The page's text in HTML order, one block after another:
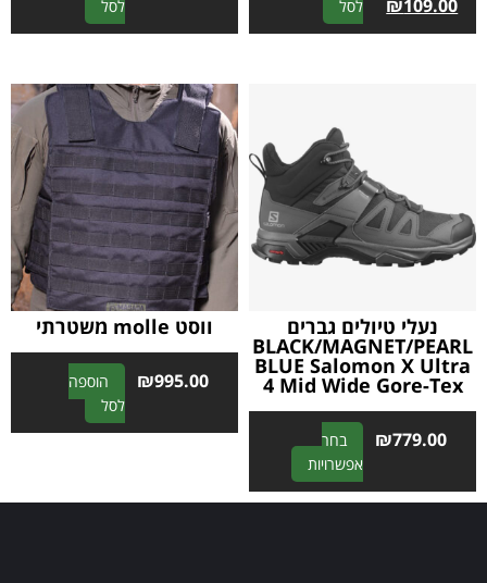
₪109.00 לסל
l
a
i
v
e
:
לסל
l
a
t
i
v
e
:
נעלי טיולים גברים
BLACK/MAGNET/PEARL
BLUE Salomon X Ultra
4 Mid Wide Gore-Tex
₪779.00
בחר
אפשרויות
l
ווסט molle משטרתי
₪995.00
הוספה
לסל
A
l
r